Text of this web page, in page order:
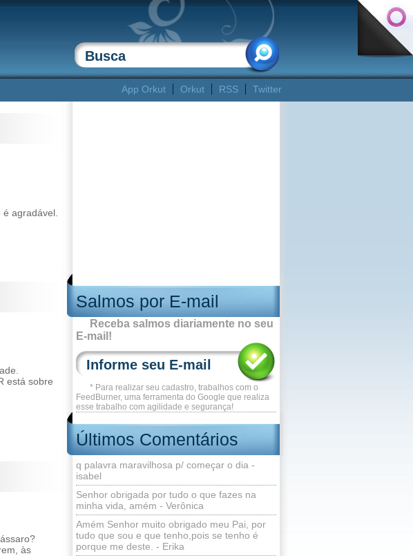
App Orkut Orkut RSS Twitter
Salmos por E-mail
Receba salmos diariamente no seu
E-mail!
* Para realizar seu cadastro, trabalhos com o
FeedBurner, uma ferramenta do Google que realiza
esse trabalho com agilidade e segurança!
Últimos Comentários
q palavra maravilhosa p/ começar o dia -
isabel
Senhor obrigada por tudo o que fazes na
minha vida, amém - Verônica
Amém Senhor muito obrigado meu Pai, por
tudo que sou e que tenho,pois se tenho é
porque me deste. - Erika
agradável.
está sobre
às